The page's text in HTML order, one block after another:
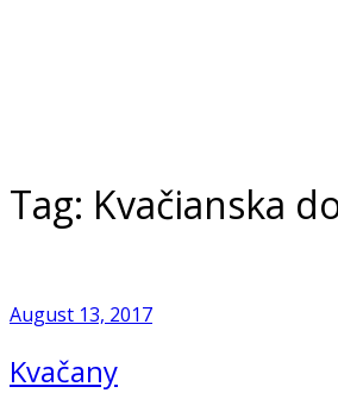
Tag: Kvačianska
August 13, 2017
Kvačany